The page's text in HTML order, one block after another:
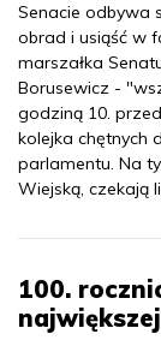
Senacie odbywa
obrad i usiąść w
marszałka
Borusewicz -
godziną 10.
kolejka chętnych
parlamentu. Na
Wiejską, czekają
100.